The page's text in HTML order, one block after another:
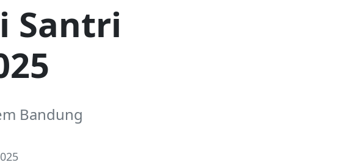
Santri
Bandung